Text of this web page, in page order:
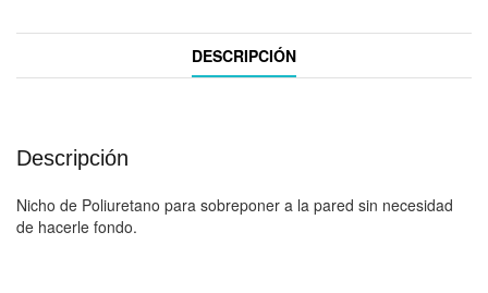
DESCRIPCIÓN
Descripción
Nicho de Poliuretano para sobreponer a la pared sin necesidad
de hacerle fondo.